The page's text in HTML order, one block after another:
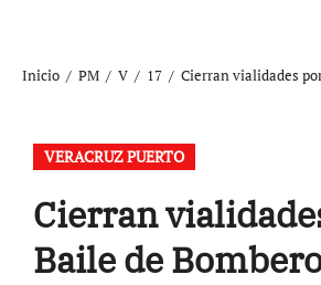
Inicio PM V 17 Cierran vialidades
VERACRUZ PUERTO
Cierran
Baile de